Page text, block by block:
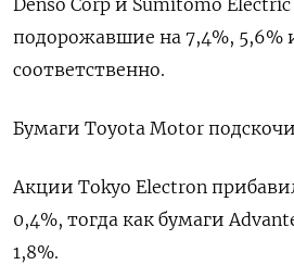
Denso Corp и Sumitomo
подорожавшие на 7,4%, 5,6%
соответственно.
Бумаги Toyota Motor
Акции Tokyo Electron
0,4%, тогда как бумаги
1,8%.